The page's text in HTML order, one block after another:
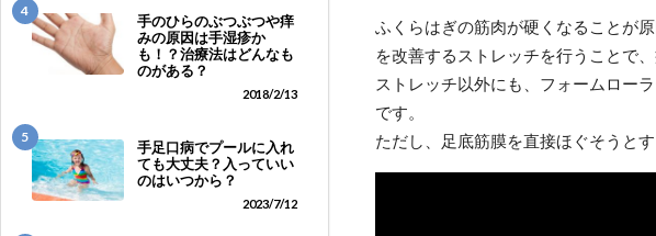
4
手のひらのぶつぶつや痒
みの原因は手湿疹か
も！？治療法はどんなも
のがある？
2018/2/13
5
手足口病でプールに入れ
ても大丈夫？入っていい
のはいつから？
2023/7/12
ふくらはぎの筋肉が硬くなることが
を改善するストレッチを行うことで
ストレッチ以外にも、フォームロー
です。
ただし、足底筋膜を直接ほぐそうと